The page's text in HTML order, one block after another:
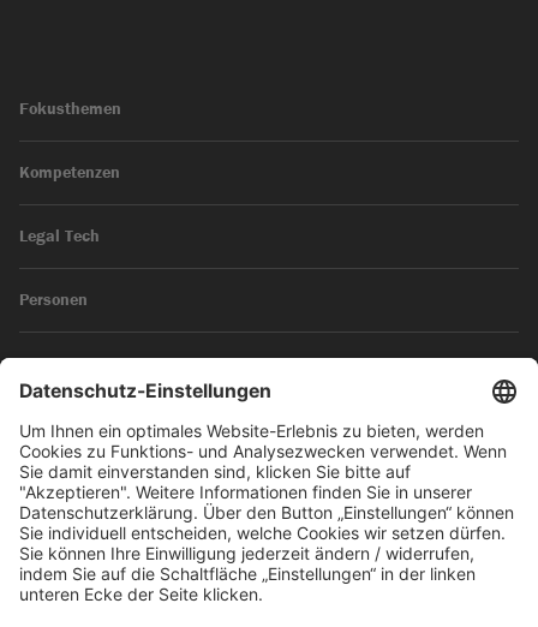
Fokusthemen
Kompetenzen
Legal Tech
Personen
News
Impressum